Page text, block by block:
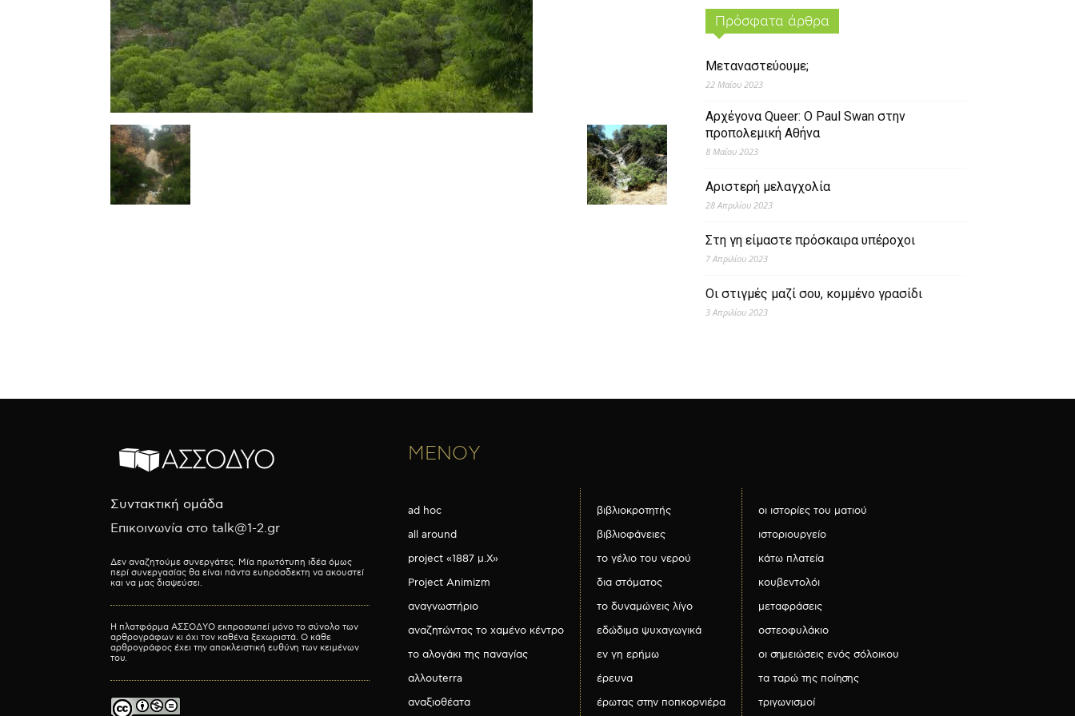
Πρόσφατα άρθρα
Μεταναστεύουμε;
22 Μαΐου 2023
Αρχέγονα Queer: O Paul Swan στην
προπολεμική Αθήνα
8 Μαΐου 2023
Αριστερή μελαγχολία
28 Απριλίου 2023
Στη γη είμαστε πρόσκαιρα υπέροχοι
7 Απριλίου 2023
Οι στιγμές μαζί σου, κομμένο γρασίδι
3 Απριλίου 2023
Συντακτική ομάδα
Επικοινωνία στο talk@1-2.gr
Δεν αναζητούμε συνεργάτες. Μία πρωτότυπη ιδέα όμως
περί συνεργασίας θα είναι πάντα ευπρόσδεκτη να ακουστεί
και να μας διαψεύσει.
Η πλατφόρμα ΑΣΣΟΔΥΟ εκπροσωπεί μόνο το σύνολο των
αρθρογράφων κι όχι τον καθένα ξεχωριστά. Ο κάθε
αρθρογράφος έχει την αποκλειστική ευθύνη των κειμένων
του.
ΜΕΝΟΥ
ad hoc
all around
project «1887 μ.Χ»
Project Animizm
αναγνωστήριο
αναζητώντας το χαμένο κέντρο
το αλογάκι της παναγίας
αλλουterra
αναξιοθέατα
βιβλιοκροτητής
βιβλιοφάνειες
το γέλιο του νερού
δια στόματος
το δυναμώνεις λίγο
εδώδιμα ψυχαγωγικά
εν γη ερήμω
έρευνα
έρωτας στην ποπκορνιέρα
οι ιστορίες του ματιού
ιστοριουργείο
κάτω πλατεία
κουβεντολόι
μεταφράσεις
οστεοφυλάκιο
οι σημειώσεις ενός σόλοικου
τα ταρώ της ποίησης
τριγωνισμοί